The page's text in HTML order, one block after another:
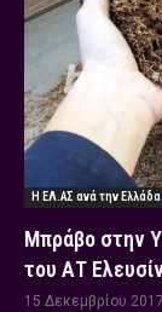
Η ΕΛ.ΑΣ ανά την Ελλάδα
Μπράβο στην
του ΑΤ
15 Δεκεμβρίου 2017